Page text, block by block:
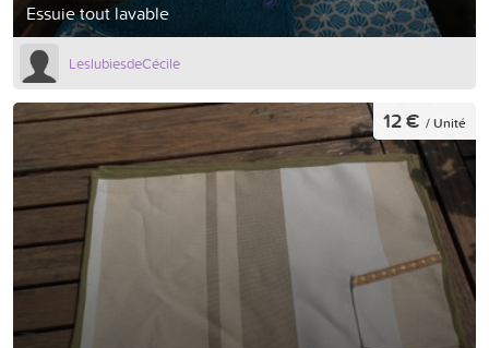
Essuie tout lavable
LeslubiesdeCécile
12 € / Unité